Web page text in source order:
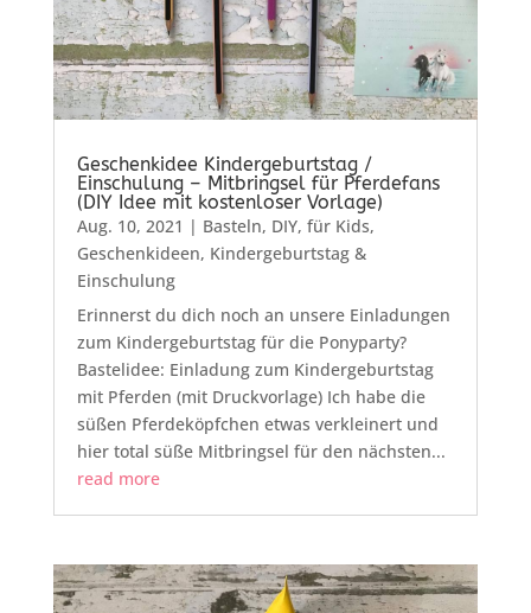
Geschenkidee Kindergeburtstag /
Einschulung – Mitbringsel für Pferdefans
(DIY Idee mit kostenloser Vorlage)
Aug. 10, 2021 | Basteln, DIY, für Kids,
Geschenkideen, Kindergeburtstag &
Einschulung
Erinnerst du dich noch an unsere Einladungen
zum Kindergeburtstag für die Ponyparty?
Bastelidee: Einladung zum Kindergeburtstag
mit Pferden (mit Druckvorlage) Ich habe die
süßen Pferdeköpfchen etwas verkleinert und
hier total süße Mitbringsel für den nächsten...
read more